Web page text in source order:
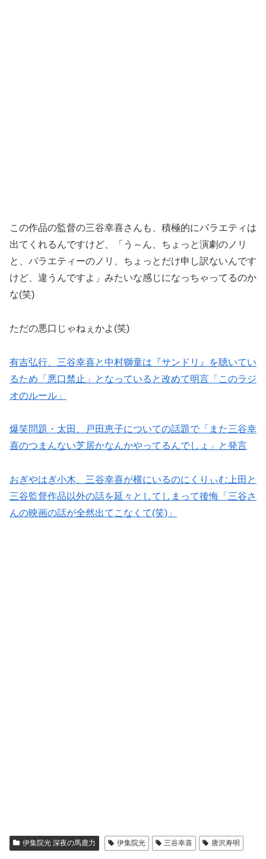
この作品の監督の三谷幸喜さんも、積極的にバラエティは
出てくれるんですけど、「う～ん、ちょっと演劇のノリ
と、バラエティーのノリ、ちょっとだけ申し訳ないんです
けど、違うんですよ」みたいな感じになっちゃってるのか
な(笑)
ただの悪口じゃねぇかよ(笑)
有吉弘行、三谷幸喜と中村獅童は『サンドリ』を聴いてい
るため「悪口禁止」となっていると改めて明言「このラジ
オのルール」
爆笑問題・太田、戸田恵子についての話題で「また三谷幸
喜のつまんない芝居かなんかやってるんでしょ」と発言
おぎやはぎ小木、三谷幸喜が横にいるのにくりぃむ上田と
三谷監督作品以外の話を延々としてしまって後悔「三谷さ
んの映画の話が全然出てこなくて(笑)」
伊集院光 深夜の馬鹿力 伊集院光 三谷幸喜 唐沢寿明